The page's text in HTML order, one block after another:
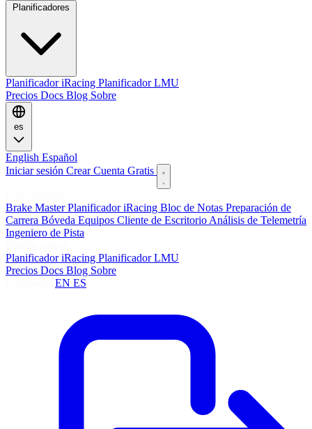
Planificador iRacing Planificador LMU
Precios Docs Blog Sobre
es
English Español
Iniciar sesión Crear Cuenta Gratis
Brake MasterPlanificador iRacing Bloc de Notas Preparación de
Carrera Bóveda Equipos Cliente de Escritorio Análisis de Telemetría
Ingeniero de Pista
Planificador iRacing Planificador LMU
Precios Docs Blog Sobre
EN ES